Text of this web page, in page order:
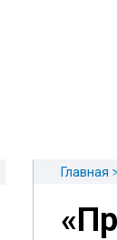
Главная